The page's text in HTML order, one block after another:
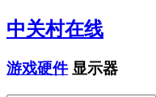
中关村在线
游戏硬件 显示器